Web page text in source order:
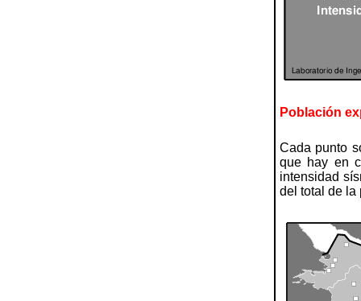
Población
Cada punto
que hay en
intensidad
del total de la